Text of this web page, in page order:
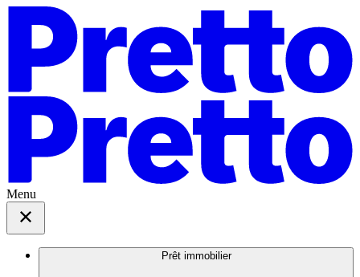
Menu
Prêt immobilier